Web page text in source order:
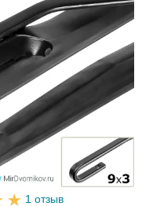
1 отзыв